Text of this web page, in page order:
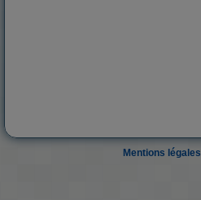
Mentions légales